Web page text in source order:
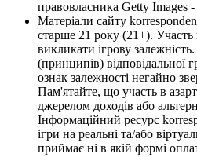
правовласника Getty Images -
Матеріали сайту
старше 21 року (21+). Участь
викликати ігрову
(принципів)
ознак залежності негайно
Пам'ятайте, що участь в
джерелом доходів або
Інформаційний ресурс
ігри на реальні та/або
приймає ні в якій формі